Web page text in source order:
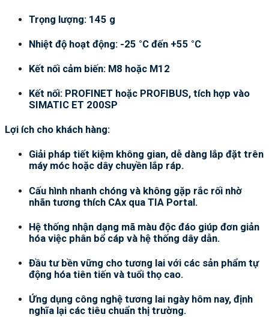
Trọng lượng: 145 g
Nhiệt độ hoạt động: -25 °C đến +55 °C
Kết nối cảm biến: M8 hoặc M12
Kết nối: PROFINET hoặc PROFIBUS, tích hợp vào
SIMATIC ET 200SP
Lợi ích cho khách hàng:
Giải pháp tiết kiệm không gian, dễ dàng lắp đặt trên
máy móc hoặc dây chuyền lắp ráp.
Cấu hình nhanh chóng và không gặp rắc rối nhờ
nhãn tương thích CAx qua TIA Portal.
Hệ thống nhận dạng mã màu độc đáo giúp đơn giản
hóa việc phân bổ cáp và hệ thống dây dẫn.
Đầu tư bền vững cho tương lai với các sản phẩm tự
động hóa tiên tiến và tuổi thọ cao.
Ứng dụng công nghệ tương lai ngày hôm nay, định
nghĩa lại các tiêu chuẩn thị trường.